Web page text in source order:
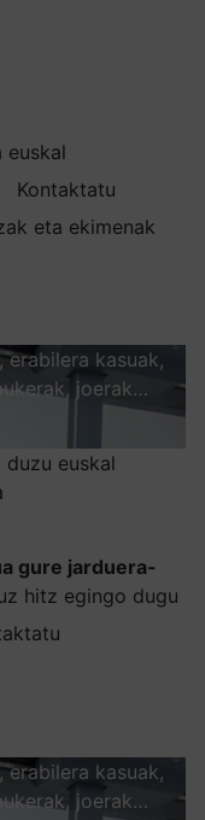
euskal
Kontaktatu
eta ekimenak
erabilera kasuak,
joerak…
euskal
gure jarduera-
hitz egingo dugu
erabilera kasuak,
joerak…